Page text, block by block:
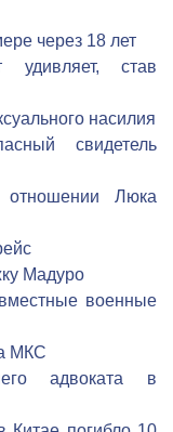
через 18 лет
удивляет, став
насилия
свидетель
отношении Люка
Мадуро
военные
МКС
адвоката в